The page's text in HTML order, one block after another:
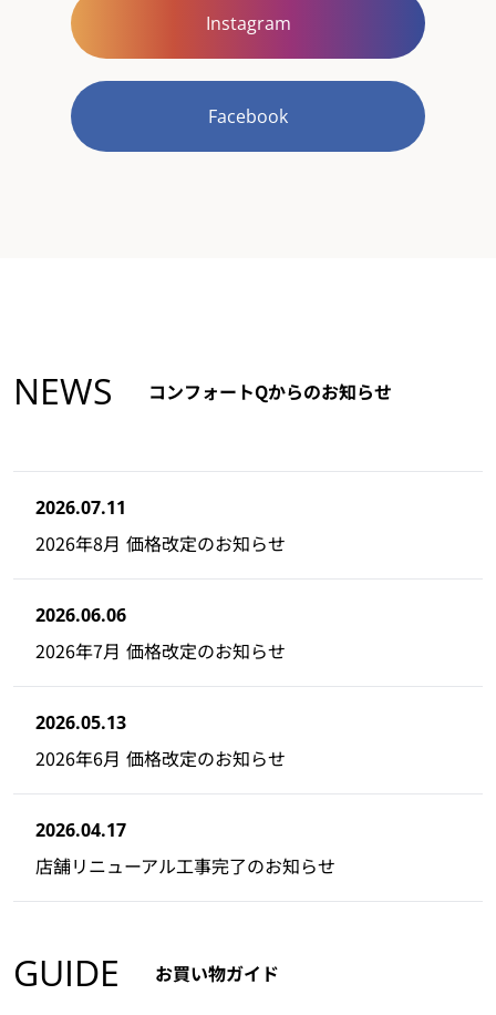
Instagram
Facebook
NEWS コンフォートQからのお知らせ
2026.07.11
2026年8月 価格改定のお知らせ
2026.06.06
2026年7月 価格改定のお知らせ
2026.05.13
2026年6月 価格改定のお知らせ
2026.04.17
店舗リニューアル工事完了のお知らせ
GUIDE お買い物ガイド